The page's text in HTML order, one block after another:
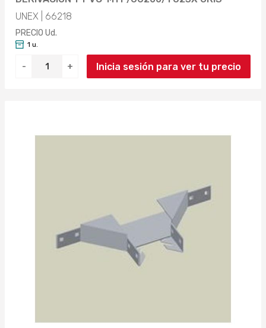
UNEX | 66218
PRECIO Ud.
- +
1 u.
Inicia sesión para ver tu precio